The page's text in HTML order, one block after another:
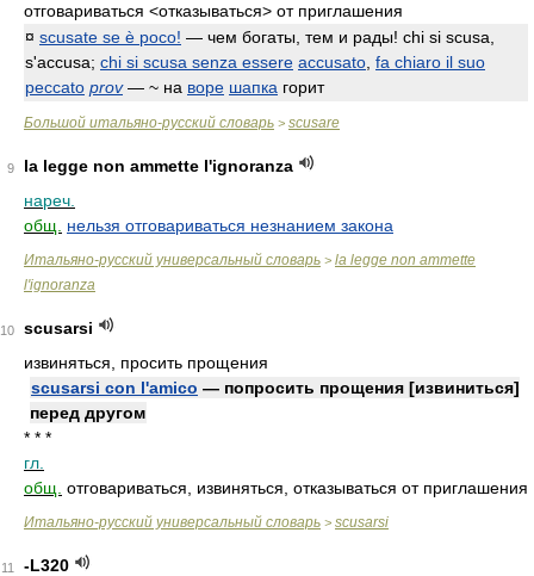
отговариваться <отказываться> от приглашения
¤ scusate se è poco! — чем богаты, тем и рады! chi si scusa,
s'accusa; chi si scusa senza essere accusato fa chiaro il suo
peccato prov — ~ на воре шапка горит
Большой итальяно-русский словарь > scusare
9
la legge non ammette l'ignoranza
нареч.
общ.
нельзя отговариваться незнанием закона
Итальяно-русский универсальный словарь > la legge non ammette
l'ignoranza
10
scusarsi
извиняться, просить прощения
scusarsi con l'amico — попросить прощения [извиниться]
перед другом
* * *
гл.
общ. отговариваться, извиняться, отказываться от приглашения
Итальяно-русский универсальный словарь > scusarsi
11
-L320